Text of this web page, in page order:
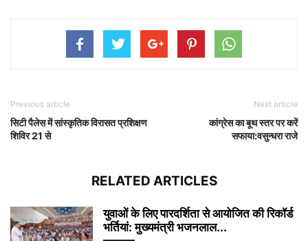
Previous article
सिटी पैलेस में सांस्कृतिक विरासत प्रशिक्षण
शिविर 21 से
Next article
कांग्रेस का बूथ स्तर पर करें
सफाया:वसुन्धरा राजे
RELATED ARTICLES
युवाओं के लिए पारदर्शिता से आयोजित की रिकॉर्ड
भर्तियां: मुख्यमंत्री भजनलाल...